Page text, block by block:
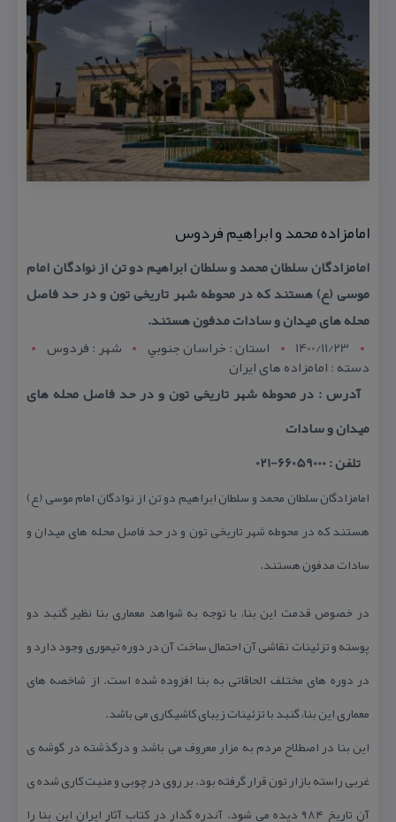
امامزاده محمد و ابراهیم فردوس
امامزادگان سلطان محمد و سلطان ابراهیم دو تن از نوادگان امام
موسی (ع) هستند كه در محوطه شهر تاریخی تون و در حد فاصل
محله های میدان و سادات مدفون هستند.
1400/11/23
استان : خراسان جنوبي شهر : فردوس
دسته : امامزاده های ایران
آدرس : در محوطه شهر تاریخی تون و در حد فاصل محله های
میدان و سادات
تلفن : 66059000-021
امامزادگان سلطان محمد و سلطان ابراهیم دو تن از نوادگان امام موسی (ع)
هستند كه در محوطه شهر تاریخی تون و در حد فاصل محله های میدان و
سادات مدفون هستند.
در خصوص قدمت این بنا، با توجه به شواهد معماری بنا نظیر گنبد دو
پوسته و تزئینات نقاشی آن احتمال ساخت آن در دوره تیموری وجود دارد و
در دوره های مختلف الحاقاتی به بنا افزوده شده است. از شاخصه های
معماری این بنا، گنبد با تزئینات زیبای كاشیكاری می باشد.
این بنا در اصطلاح مردم به مزار معروف می باشد و درگذشته در گوشه ی
غربی راسته بازار تون قرار گرفته بود. بر روی در چوبی و منبت كاری شده ی
آن تاریخ ۹۸۴ دیده می شود. آندره گدار در كتاب آثار ایران این بنا را